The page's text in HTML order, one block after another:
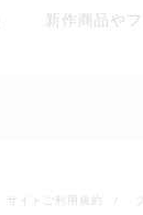
新作商品や
サイトご利用規約